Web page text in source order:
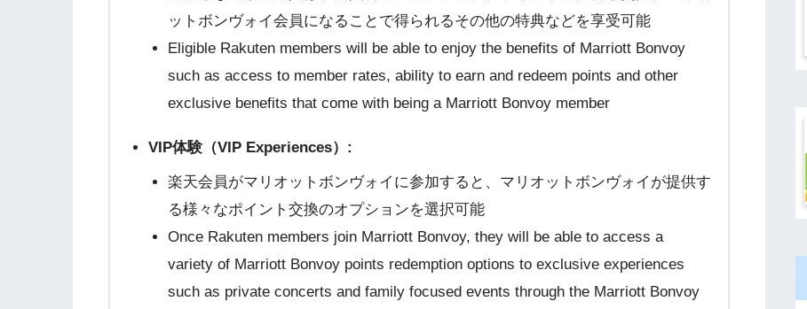
ットボンヴォイ会員になることで得られるその他の特典などを享受可能
Eligible Rakuten members will be able to enjoy the benefits of Marriott Bonvoy
such as access to member rates, ability to earn and redeem points and other
exclusive benefits that come with being a Marriott Bonvoy member
VIP体験（VIP Experiences） :
楽天会員がマリオットボンヴォイに参加すると、マリオットボンヴォイが提供す
る様々なポイント交換のオプションを選択可能
Once Rakuten members join Marriott Bonvoy, they will be able to access a
variety of Marriott Bonvoy points redemption options to exclusive experiences
such as private concerts and family focused events through the Marriott Bonvoy